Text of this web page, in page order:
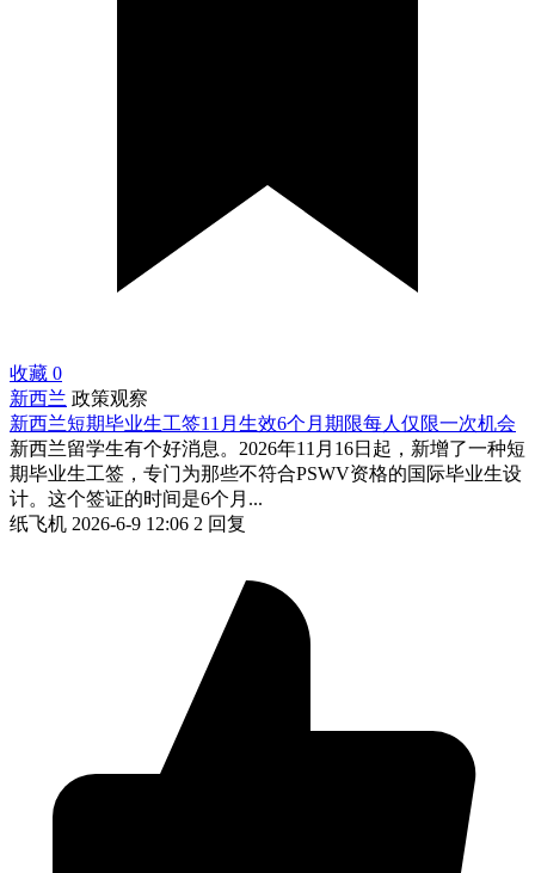
收藏 0
新西兰 政策观察
新西兰短期毕业生工签11月生效6个月期限每人仅限一次机会
新西兰留学生有个好消息。2026年11月16日起，新增了一种短
期毕业生工签，专门为那些不符合PSWV资格的国际毕业生设
计。这个签证的时间是6个月...
纸飞机 2026-6-9 12:06 2 回复